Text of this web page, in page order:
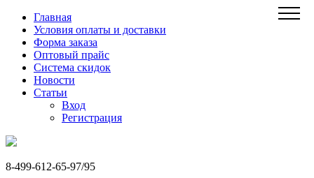
Главная
Условия оплаты и доставки
Форма заказа
Оптовый прайс
Система скидок
Новости
Статьи
Вход
Регистрация
8-499-612-65-97/95